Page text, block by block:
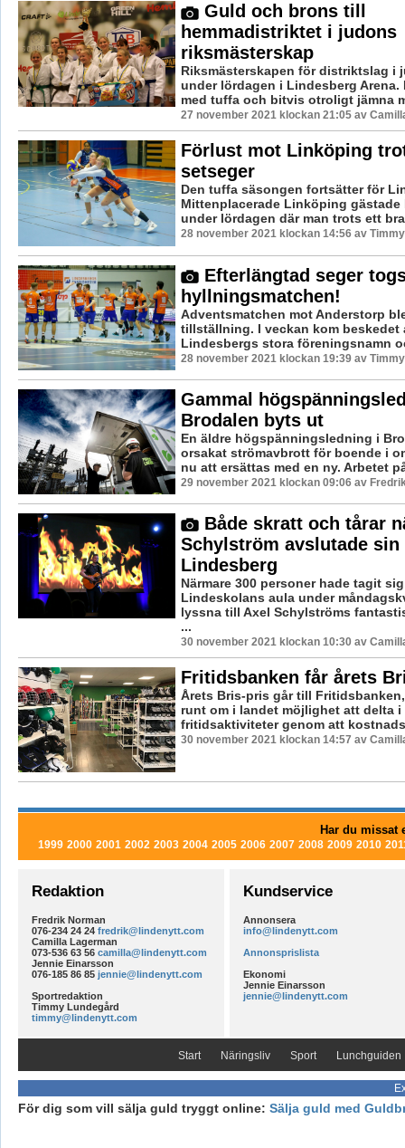
Guld och brons till
hemmadistriktet i judons
riksmästerskap
Riksmästerskapen för distriktslag i
under lördagen i Lindesberg Arena.
med tuffa och bitvis otroligt jämna
27 november 2021 klockan 21:05 av
Förlust mot Linköping
setseger
Den tuffa säsongen fortsätter för
Mittenplacerade Linköping gästade
under lördagen där man trots ett
28 november 2021 klockan 14:56 av
Efterlängtad seger
hyllningsmatchen!
Adventsmatchen mot Anderstorp
tillställning. I veckan kom beskedet
Lindesbergs stora föreningsnamn
28 november 2021 klockan 19:39 av
Gammal
Brodalen byts ut
En äldre högspänningsledning i
orsakat strömavbrott för boende i
nu att ersättas med en ny. Arbetet
29 november 2021 klockan 09:06 av
Både skratt och tårar
Schylström avslutade sin
Lindesberg
Närmare 300 personer hade tagit
Lindeskolans aula under
lyssna till Axel Schylströms
...
30 november 2021 klockan 10:30 av
Fritidsbanken får årets
Årets Bris-pris går till
runt om i landet möjlighet att delta i
fritidsaktiviteter genom att
30 november 2021 klockan 14:57 av
Har du missat
1999 2000 2001 2002 2003 2004 2005 2006 2007 2008 2009 2010
Redaktion
Fredrik Norman
076-234 24 24 fredrik@lindenytt.com
Camilla Lagerman
073-536 63 56 camilla@lindenytt.com
Jennie Einarsson
076-185 86 85 jennie@lindenytt.com
Sportredaktion
Timmy Lundegård
timmy@lindenytt.com
Kundservice
Annonsera
info@lindenytt.com
Annonsprislista
Ekonomi
Jennie Einarsson
jennie@lindenytt.com
Start Näringsliv Sport Lunchguiden
För dig som vill sälja guld tryggt online: Sälja guld med